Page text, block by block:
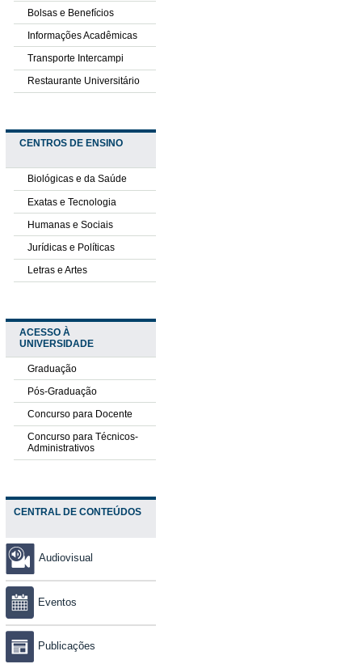
Bolsas e Benefícios
Informações Acadêmicas
Transporte Intercampi
Restaurante Universitário
CENTROS DE ENSINO
Biológicas e da Saúde
Exatas e Tecnologia
Humanas e Sociais
Jurídicas e Políticas
Letras e Artes
ACESSO À
UNIVERSIDADE
Graduação
Pós-Graduação
Concurso para Docente
Concurso para Técnicos-
Administrativos
CENTRAL DE CONTEÚDOS
Audiovisual
Eventos
Publicações